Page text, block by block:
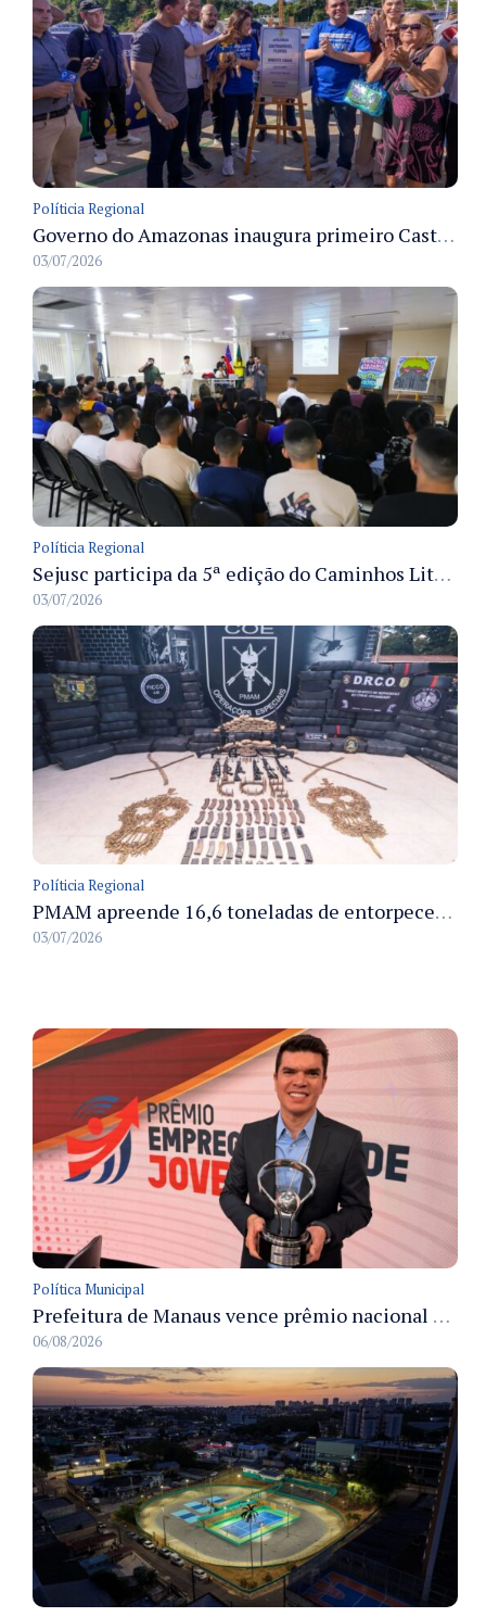
Políticia Regional
Governo do Amazonas inaugura primeiro Castramóvel Fluvial para atendimento veterinário às comunidades ribeirinhas e castração gratuita
03/07/2026
Políticia Regional
Sejusc participa da 5ª edição do Caminhos Literários com foco na cultura hip-hop nas unidades socioeducativas
03/07/2026
Políticia Regional
PMAM apreende 16,6 toneladas de entorpecentes e registra aumento nas prisões em flagrante e nas capturas de foragidos no primeiro semestre de 2026
03/07/2026
Política Municipal
Prefeitura de Manaus vence prêmio nacional na categoria Estágio e recebe troféu em São Paulo
06/08/2026